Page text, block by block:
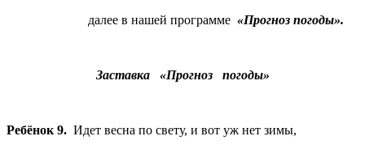
далее в нашей программе «Прогноз погоды».
Заставка «Прогноз погоды»
Ребёнок 9. Идет весна по свету, и вот уж нет зимы,